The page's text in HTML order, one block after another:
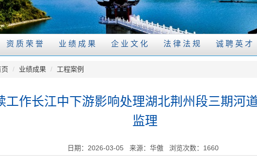
资质荣誉 业绩成果 企业文化 法律法规 诚聘英才
/ 业绩成果 / 工程案例
工作长江中下游影响处理湖北荆州段三期河
监理
日期：2026-03-05 来源：华傲 浏览次数：1660